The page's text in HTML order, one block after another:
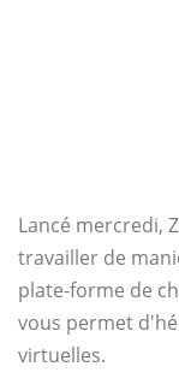
Lancé mercredi,
travailler de
plate-forme de
vous permet
virtuelles.